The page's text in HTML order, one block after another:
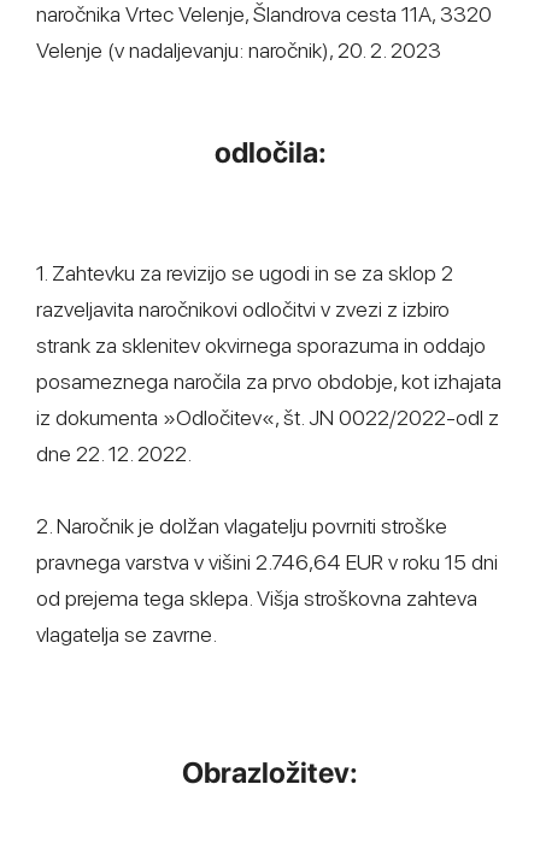
naročnika Vrtec Velenje, Šlandrova cesta 11A, 3320
Velenje (v nadaljevanju: naročnik), 20. 2. 2023
odločila:
1. Zahtevku za revizijo se ugodi in se za sklop 2
razveljavita naročnikovi odločitvi v zvezi z izbiro
strank za sklenitev okvirnega sporazuma in oddajo
posameznega naročila za prvo obdobje, kot izhajata
iz dokumenta »Odločitev«, št. JN 0022/2022-odl z
dne 22. 12. 2022.
2. Naročnik je dolžan vlagatelju povrniti stroške
pravnega varstva v višini 2.746,64 EUR v roku 15 dni
od prejema tega sklepa. Višja stroškovna zahteva
vlagatelja se zavrne.
Obrazložitev: